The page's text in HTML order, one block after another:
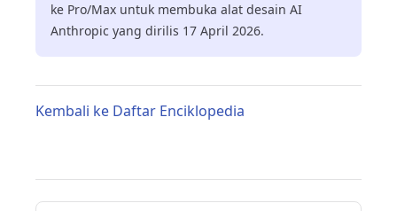
ke Pro/Max untuk membuka alat desain AI
Anthropic yang dirilis 17 April 2026.
Kembali ke Daftar Enciklopedia